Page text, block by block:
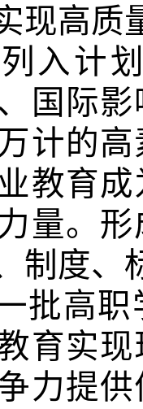
现高质
入计
国际
计的
教育
量。
制度、
批高
育实
力提